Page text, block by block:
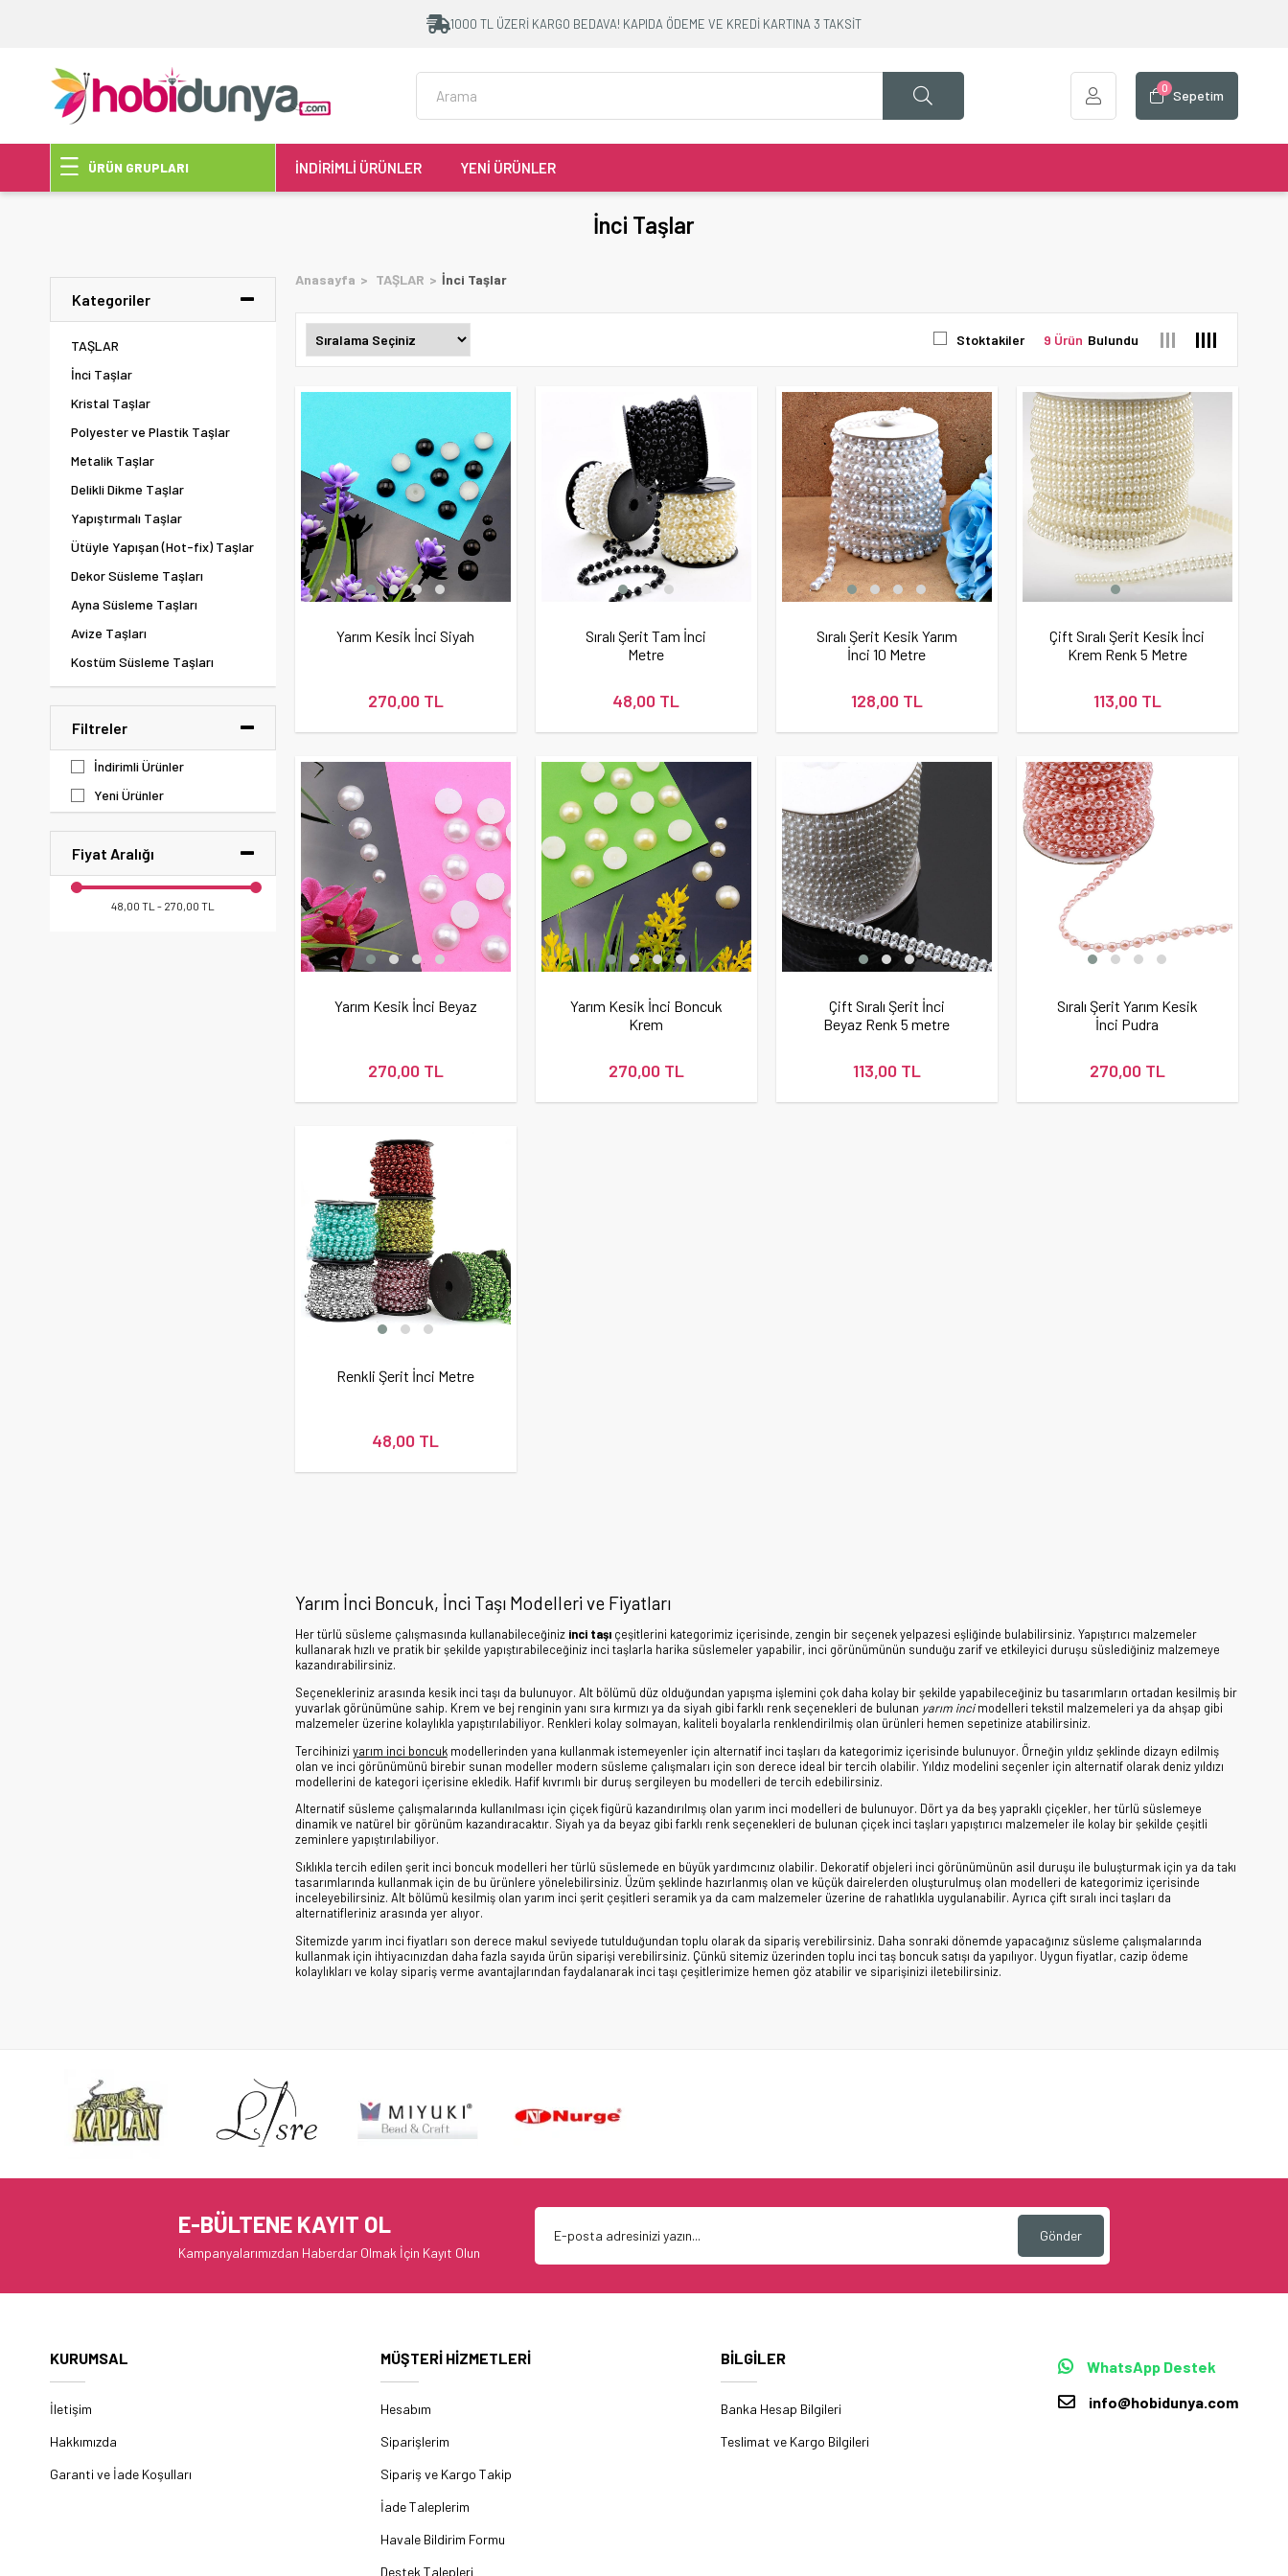
1000 TL ÜZERİ KARGO BEDAVA! KAPIDA ÖDEME VE KREDİ KARTINA 3 TAKSİT
Sepetim
0
ÜRÜN GRUPLARI İNDİRİMLİ ÜRÜNLER YENİ ÜRÜNLER
İnci Taşlar
Kategoriler
TAŞLAR
İnci Taşlar
Kristal Taşlar
Polyester ve Plastik Taşlar
Metalik Taşlar
Delikli Dikme Taşlar
Yapıştırmalı Taşlar
Ütüyle Yapışan (Hot-fix) Taşlar
Dekor Süsleme Taşları
Ayna Süsleme Taşları
Avize Taşları
Kostüm Süsleme Taşları
Hazır Taş Setleri
Filtreler
İndirimli Ürünler
Yeni Ürünler
Fiyat Aralığı
48,00 TL - 270,00 TL
Anasayfa TAŞLAR İnci Taşlar
Stoktakiler 9 Ürün
Yarım Kesik İnci Siyah
270,00 TL
Sıralı Şerit Tam İnci
Metre
48,00 TL
Sıralı Şerit Kesik Yarım
İnci 10 Metre
128,00 TL
Çift Sıralı Şerit Kesik İnci
Krem Renk 5 Metre
113,00 TL
Yarım Kesik İnci Beyaz
270,00 TL
Yarım Kesik İnci Boncuk
Krem
270,00 TL
Çift Sıralı Şerit İnci
Beyaz Renk 5 metre
113,00 TL
Sıralı Şerit Yarım Kesik
İnci Pudra
270,00 TL
Renkli Şerit İnci Metre
48,00 TL
Yarım İnci Boncuk, İnci Taşı Modelleri ve Fiyatları
Her türlü süsleme çalışmasında kullanabileceğiniz inci taşı çeşitlerini kategorimiz içerisinde, zengin bir seçenek yelpazesi eşliğinde bulabilirsiniz. Yapıştırıcı malzemeler
kullanarak hızlı ve pratik bir şekilde yapıştırabileceğiniz inci taşlarla harika süslemeler yapabilir, inci görünümünün sunduğu zarif ve etkileyici duruşu süslediğiniz malzemeye
kazandırabilirsiniz.
Seçenekleriniz arasında kesik inci taşı da bulunuyor. Alt bölümü düz olduğundan yapışma işlemini çok daha kolay bir şekilde yapabileceğiniz bu tasarımların ortadan kesilmiş bir
yuvarlak görünümüne sahip. Krem ve bej renginin yanı sıra kırmızı ya da siyah gibi farklı renk seçenekleri de bulunan yarım incimodelleri tekstil malzemeleri ya da ahşap gibi
malzemeler üzerine kolaylıkla yapıştırılabiliyor. Renkleri kolay solmayan, kaliteli boyalarla renklendirilmiş olan ürünleri hemen sepetinize atabilirsiniz.
Tercihinizi yarım inci boncukmodellerinden yana kullanmak istemeyenler için alternatif inci taşları da kategorimiz içerisinde bulunuyor. Örneğin yıldız şeklinde dizayn edilmiş
olan ve inci görünümünü birebir sunan modeller modern süsleme çalışmaları için son derece ideal bir tercih olabilir. Yıldız modelini seçenler için alternatif olarak deniz yıldızı
modellerini de kategori içerisine ekledik. Hafif kıvrımlı bir duruş sergileyen bu modelleri de tercih edebilirsiniz.
Alternatif süsleme çalışmalarında kullanılması için çiçek figürü kazandırılmış olan yarım inci modelleri de bulunuyor. Dört ya da beş yapraklı çiçekler, her türlü süslemeye
dinamik ve natürel bir görünüm kazandıracaktır. Siyah ya da beyaz gibi farklı renk seçenekleri de bulunan çiçek inci taşları yapıştırıcı malzemeler ile kolay bir şekilde çeşitli
zeminlere yapıştırılabiliyor.
Sıklıkla tercih edilen şerit inci boncuk modelleri her türlü süslemede en büyük yardımcınız olabilir. Dekoratif objeleri inci görünümünün asil duruşu ile buluşturmak için ya da takı
tasarımlarında kullanmak için de bu ürünlere yönelebilirsiniz. Üzüm şeklinde hazırlanmış olan ve küçük dairelerden oluşturulmuş olan modelleri de kategorimiz içerisinde
inceleyebilirsiniz. Alt bölümü kesilmiş olan yarım inci şerit çeşitleri seramik ya da cam malzemeler üzerine de rahatlıkla uygulanabilir. Ayrıca çift sıralı inci taşları da
alternatifleriniz arasında yer alıyor.
Sitemizde yarım inci fiyatları son derece makul seviyede tutulduğundan toplu olarak da sipariş verebilirsiniz. Daha sonraki dönemde yapacağınız süsleme çalışmalarında
kullanmak için ihtiyacınızdan daha fazla sayıda ürün siparişi verebilirsiniz. Çünkü sitemiz üzerinden toplu inci taş boncuk satışı da yapılıyor. Uygun fiyatlar, cazip ödeme
kolaylıkları ve kolay sipariş verme avantajlarından faydalanarak inci taşı çeşitlerimize hemen göz atabilir ve siparişinizi iletebilirsiniz.
E-BÜLTENE KAYIT OL
Kampanyalarımızdan Haberdar Olmak İçin Kayıt Olun
Gönder
KURUMSAL
İletişim
Hakkımızda
Garanti ve İade Koşulları
MÜŞTERİ HİZMETLERİ
Hesabım
Siparişlerim
Sipariş ve Kargo Takip
İade Taleplerim
Havale Bildirim Formu
Destek Talepleri
BİLGİLER
Banka Hesap Bilgileri
Teslimat ve Kargo Bilgileri
WhatsApp Destek
info@hobidunya.com